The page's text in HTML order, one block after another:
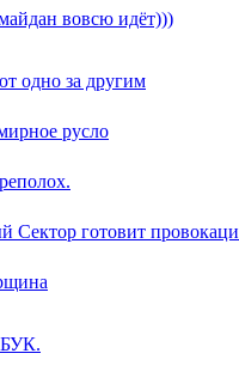
вовсю идёт)))
одно за другим
русло
Сектор готовит